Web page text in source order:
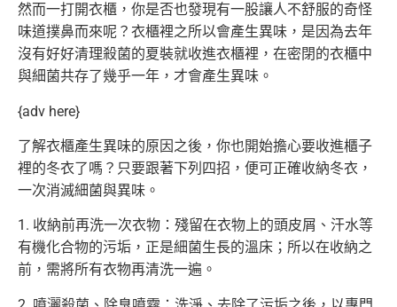
然而一打開衣櫃， 你是否也發現有一股讓人不舒服的奇怪
味道撲鼻而來呢？ 衣櫃裡之所以會產生異味， 是因為去年
沒有好好清理殺菌的夏裝就收進衣櫃裡， 在密閉的衣櫃中
與細菌共存了幾乎一年，才會產生異味。
{adv here}
了解衣櫃產生異味的原因之後， 你也開始擔心要收進櫃子
裡的冬衣了嗎？只要跟著下列四招， 便可正確收納冬衣，
一次消滅細菌與異味。
1. 收納前再洗一次衣物：殘留在衣物上的頭皮屑、 汗水等
有機化合物的污垢，正是細菌生長的溫床；所以在收納之
前， 需將所有衣物再清洗一遍。